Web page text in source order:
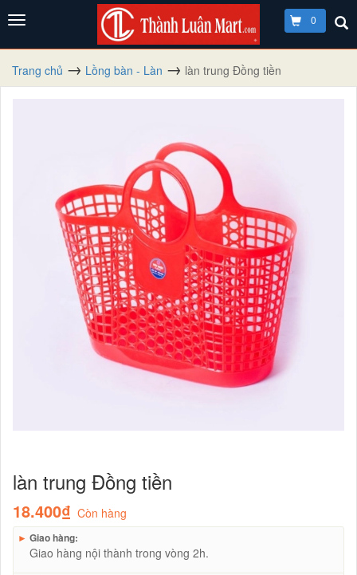
0
Trang chủ Lồng bàn - Làn làn trung Đồng tiền
làn trung Đồng tiền
18.400₫ Còn hàng
► Giao hàng:
Giao hàng nội thành trong vòng 2h.